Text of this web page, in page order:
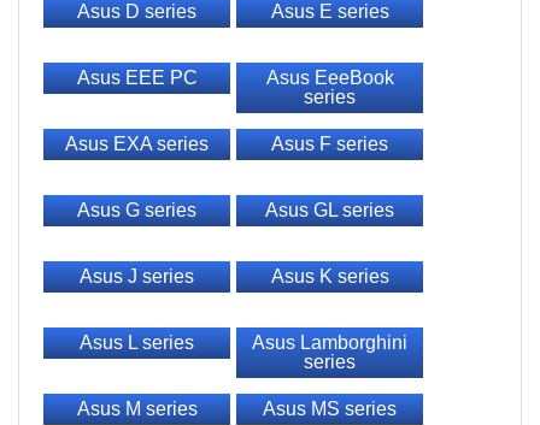
Asus D series Asus E series
Asus EEE PC
Asus EeeBook
series
Asus EXA series Asus F series
Asus G series Asus GL series
Asus J series Asus K series
Asus L series
Asus Lamborghini
series
Asus M series Asus MS series